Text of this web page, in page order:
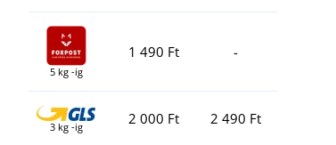
5 kg -ig
1 490 Ft -
3 kg -ig 2 000 Ft 2 490 Ft